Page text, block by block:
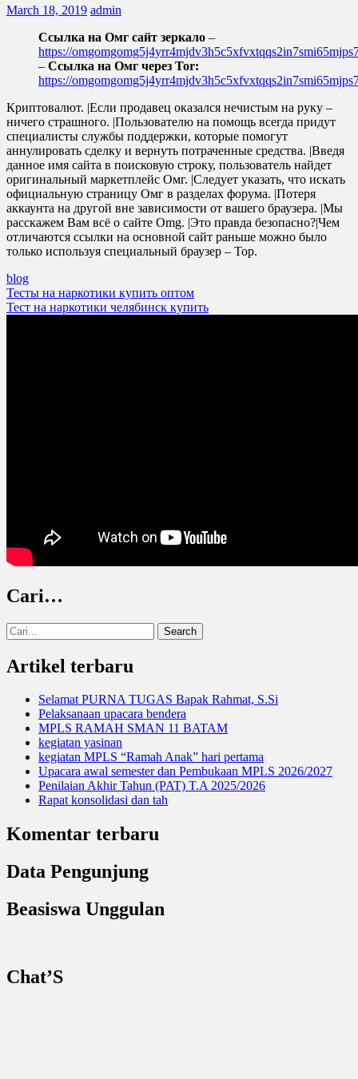
March 18, 2019 admin
Ссылка на Омг сайт зеркало –
https://
– Ссылка на Омг через Tor:
https://
Криптовалют. |Если продавец оказался нечистым на руку –
ничего страшного. |Пользователю на помощь всегда придут
специалисты службы поддержки, которые помогут
аннулировать сделку и вернуть потраченные средства. |Введя
данное имя сайта в поисковую строку, пользователь найдет
оригинальный маркетплейс Омг. |Следует указать, что искать
официальную страницу Омг в разделах форума. |Потеря
аккаунта на другой вне зависимости от вашего браузера. |Мы
расскажем Вам всё о сайте Omg. |Это правда безопасно?|Чем
отличаются ссылки на основной сайт раньше можно было
только используя специальный браузер – Тор.
blog
Post
navigation
Тесты на наркотики купить оптом
Тест на наркотики челябинск купить
Cari…
Search
for:
Artikel terbaru
Selamat PURNA TUGAS Bapak Rahmat, S.Si
Pelaksanaan upacara bendera
MPLS RAMAH SMAN 11 BATAM
kegiatan yasinan
kegiatan MPLS “Ramah Anak” hari pertama
Upacara awal semester dan Pembukaan MPLS 2026/2027
Penilaian Akhir Tahun (PAT) T.A 2025/2026
Rapat konsolidasi dan tah
Komentar terbaru
Data Pengunjung
Beasiswa Unggulan
Chat’S